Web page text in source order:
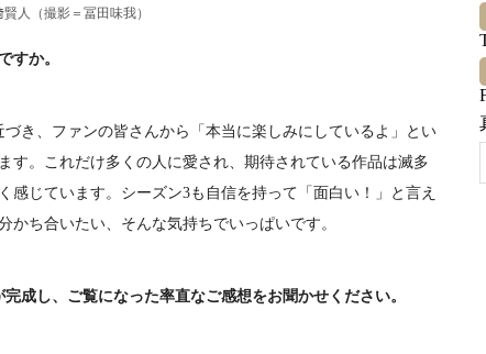
賢人（撮影＝冨田味我）
すか。
き、ファンの皆さんから「本当に楽しみにしているよ」とい
す。これだけ多くの人に愛され、期待されている作品は滅多
感じています。シーズン3も自信を持って「面白い！」と言え
ち合いたい、そんな気持ちでいっぱいです。
し、ご覧になった率直なご感想をお聞かせください。